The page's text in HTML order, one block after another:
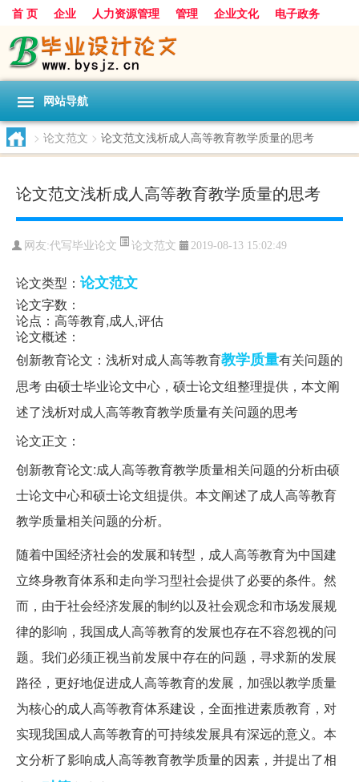
首 页 企业 人力资源管理 管理 企业文化
电子政务
数据
旅游 项目 浅谈 发展
网站导航
> 论文范文 > 论文范文浅析成人高等教育教学质量的思考
论文范文浅析成人高等教育教学质量的思考
网友:代写毕业论文 论文范文 2019-08-13 15:02:49
论文类型： 论文范文
论文字数：
论点：高等教育,成人,评估
论文概述：
创新教育论文：浅析对成人高等教育教学质量有关问题的
思考 由硕士毕业论文中心，硕士论文组整理提供，本文阐
述了浅析对成人高等教育教学质量有关问题的思考
论文正文：
创新教育论文:成人高等教育教学质量相关问题的分析由硕
士论文中心和硕士论文组提供。本文阐述了成人高等教育
教学质量相关问题的分析。
随着中国经济社会的发展和转型，成人高等教育为中国建
立终身教育体系和走向学习型社会提供了必要的条件。然
而，由于社会经济发展的制约以及社会观念和市场发展规
律的影响，我国成人高等教育的发展也存在不容忽视的问
题。我们必须正视当前发展中存在的问题，寻求新的发展
路径，更好地促进成人高等教育的发展，加强以教学质量
为核心的成人高等教育体系建设，全面推进素质教育，对
实现我国成人高等教育的可持续发展具有深远的意义。本
文分析了影响成人高等教育教学质量的因素，并提出了相